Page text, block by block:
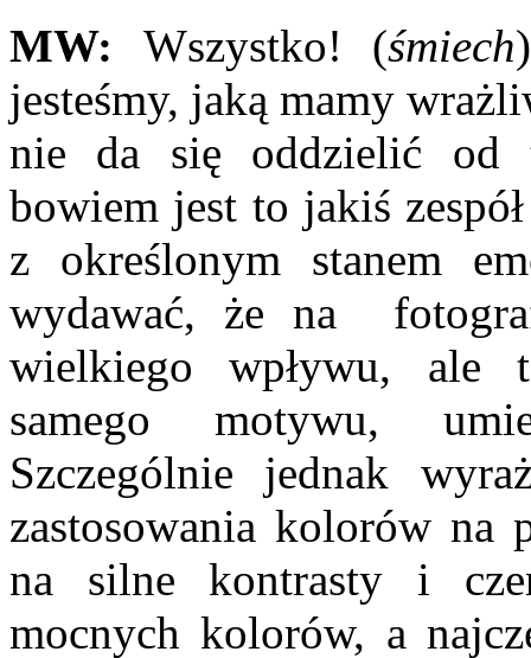
MW: Wszystko! (śmiech
jesteśmy, jaką mamy
nie da się oddzielić od
bowiem jest to jakiś
z określonym stanem
wydawać, że na
wielkiego wpływu, ale
samego motywu,
Szczególnie jednak
zastosowania kolorów na
na silne kontrasty i
mocnych kolorów, a